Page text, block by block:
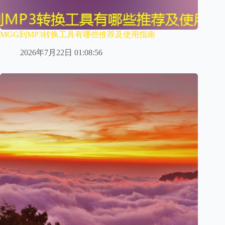
MGG到MP3转换工具有哪些推荐及使用指南
2026年7月22日 01:08:56